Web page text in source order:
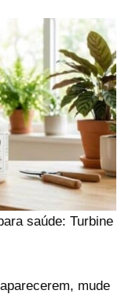
saúde: Turbine
mude